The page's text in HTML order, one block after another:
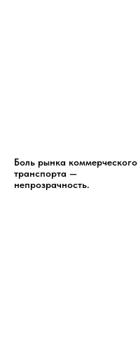
Боль рынка коммерческого
транспорта —
непрозрачность.